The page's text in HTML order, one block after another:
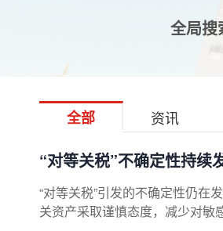
全局搜
全部 资讯
“对等关税”不确定性持续
“对等关税”引发的不确定性仍在发
关资产采取谨慎态度，减少对敏